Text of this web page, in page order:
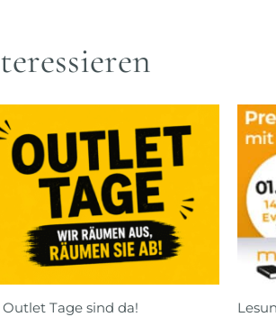
Outlet Tage sind da!